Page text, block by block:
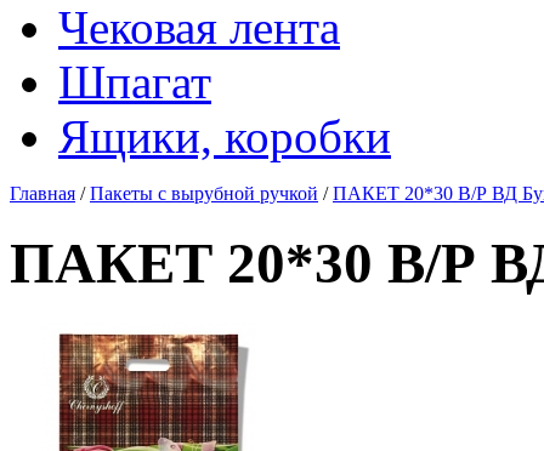
Чековая лента
Шпагат
Ящики, коробки
Главная /Пакеты с вырубной ручкой /ПАКЕТ 20*30 В/Р ВД
ПАКЕТ 20*30 В/Р